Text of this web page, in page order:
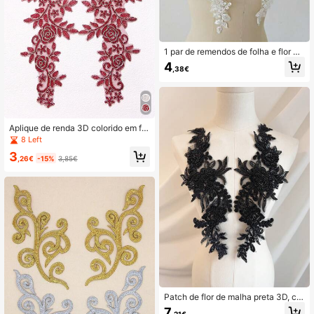
Aplique de renda 3D colorido em for
mato de leque para artesanato, vári
as cores disponíveis, em estoque, la
rgura: 13,5 cm / comprimento: 36 c
8 Left
3 ,26€ -15% 3,85€
1 par de remendos de folha e flor br
anca, decoração faça você mesmo
para véu de noiva, vestido de noiva
4 ,38€
Patch de flor de malha preta 3D, co
mbinado com lantejoulas e contas p